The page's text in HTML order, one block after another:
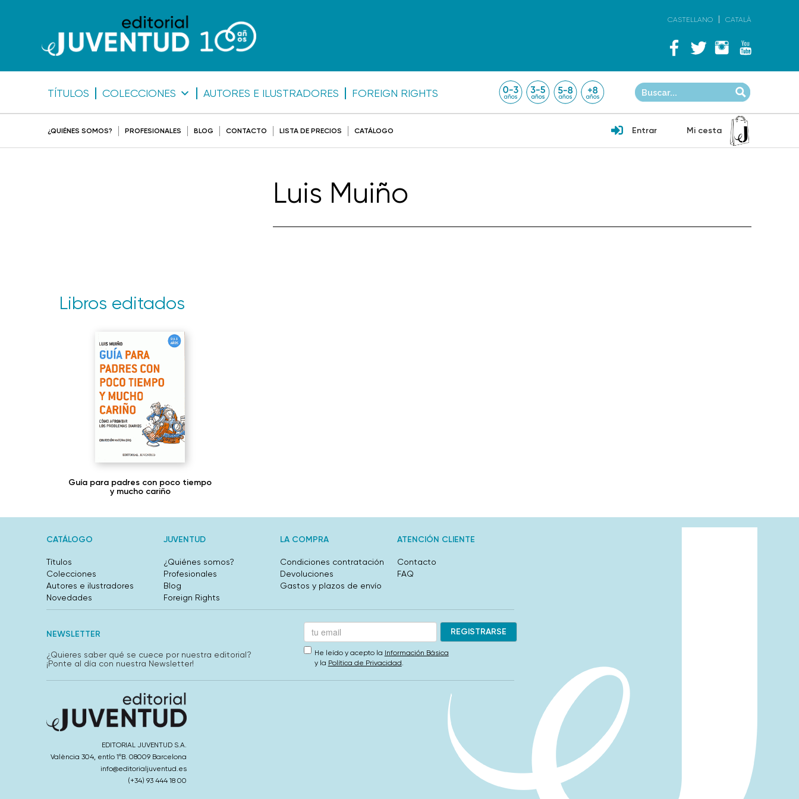
CASTELLANO CATALÀ
TÍTULOS COLECCIONES AUTORES E ILUSTRADORES FOREIGN RIGHTS
¿QUIÉNES SOMOS? PROFESIONALES BLOG CONTACTO LISTA DE PRECIOS CATÁLOGO Entrar Mi cesta
Luis Muiño
Libros editados
Guía para padres con poco tiempo
y mucho cariño
CATÁLOGO
Títulos
Colecciones
Autores e ilustradores
Novedades
JUVENTUD
¿Quiénes somos?
Profesionales
Blog
Foreign Rights
LA COMPRA
Condiciones contratación
Devoluciones
Gastos y plazos de envío
ATENCIÓN CLIENTE
Contacto
FAQ
NEWSLETTER
¿Quieres saber qué se cuece por nuestra editorial?
¡Ponte al día con nuestra Newsletter!
He leído y acepto la Información Básica
y la Política de Privacidad.
EDITORIAL JUVENTUD S.A.
València 304, entlo 1ºB. 08009 Barcelona
info@editorialjuventud.es
(+34) 93 444 18 00